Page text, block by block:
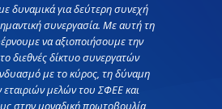
δυναμικά για δεύτερη συνεχή
συνεργασία. Με αυτή τη
να αξιοποιήσουμε την
διεθνές δίκτυο συνεργατών
με το κύρος, τη δύναμη
μελών του ΣΦΕΕ και
στην μοναδική πρωτοβουλία